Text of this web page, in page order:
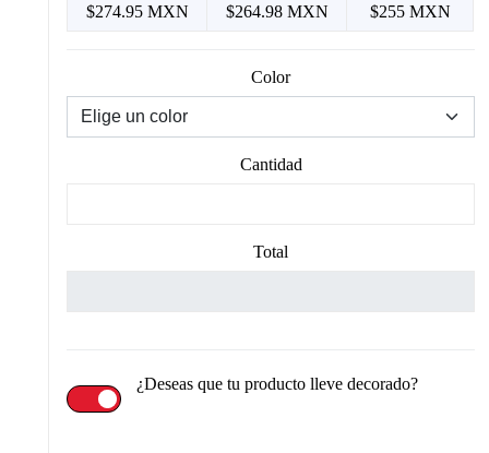
$274.95 MXN $264.98 MXN $255 MXN
Color
Cantidad
Total
¿Deseas que tu producto lleve decorado?